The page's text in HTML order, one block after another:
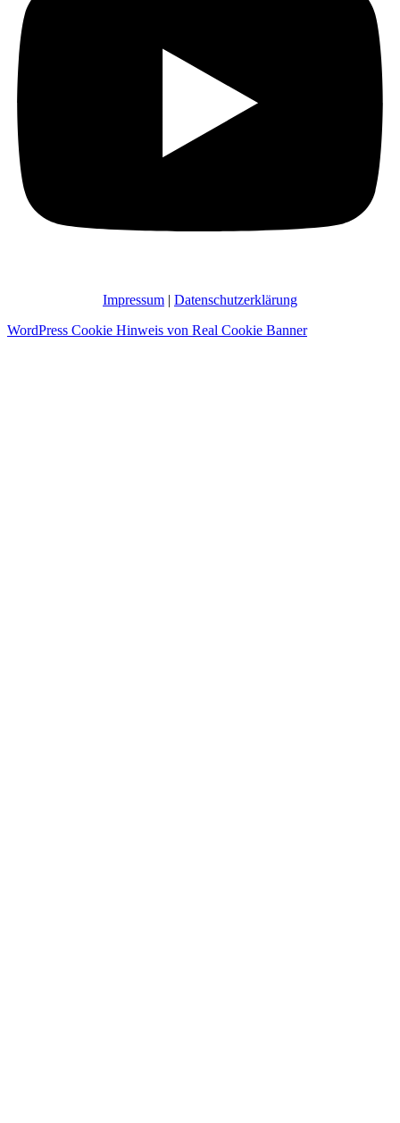
Impressum | Datenschutzerklärung
WordPress Cookie Hinweis von Real Cookie Banner